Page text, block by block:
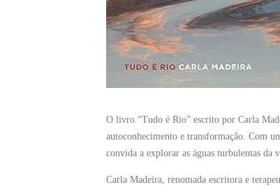
O livro “Tudo é Rio” escrito por Carla
autoconhecimento e transformação. Com
convida a explorar as águas turbulentas da
Carla Madeira, renomada escritora e